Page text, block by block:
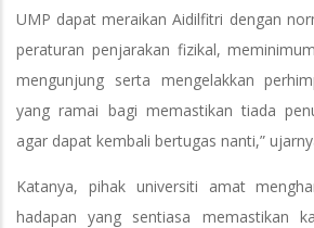
UMP dapat meraikan Aidilfitri dengan
peraturan penjarakan fizikal,
mengunjung serta mengelakkan
yang ramai bagi memastikan tiada
agar dapat kembali bertugas nanti,”
Katanya, pihak universiti amat
hadapan yang sentiasa memastikan